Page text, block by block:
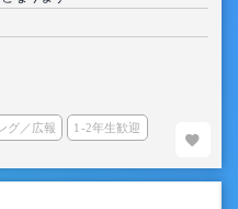
グ／広報 1-2年生歓迎